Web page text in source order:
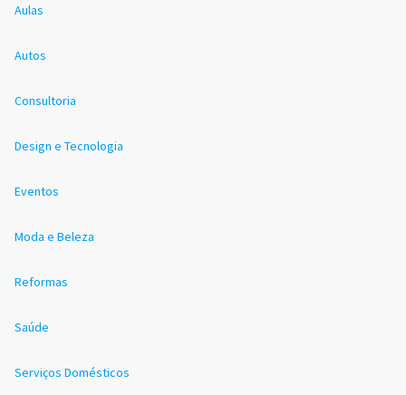
Aulas
Autos
Consultoria
Design e Tecnologia
Eventos
Moda e Beleza
Reformas
Saúde
Serviços Domésticos